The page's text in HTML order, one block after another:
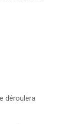
déroulera